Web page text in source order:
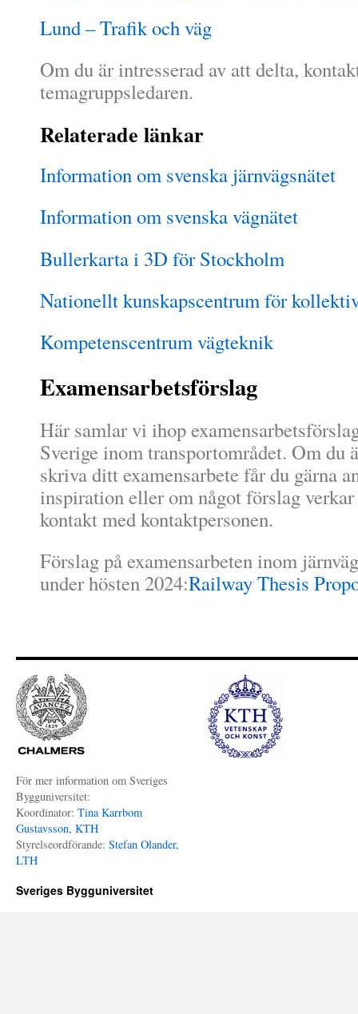
Lund – Trafik och väg
Om du är intresserad av att delta,
temagruppsledaren.
Relaterade länkar
Information om svenska järnvägsnätet
Information om svenska vägnätet
Bullerkarta i 3D för Stockholm
Nationellt kunskapscentrum för
Kompetenscentrum vägteknik
Examensarbetsförslag
Här samlar vi ihop
Sverige inom transportområdet. Om du
skriva ditt examensarbete får du gärna
inspiration eller om något förslag
kontakt med kontaktpersonen.
Förslag på examensarbeten inom
under hösten 2024:Railway Thesis
För mer information om Sveriges
Bygguniversitet:
Koordinator: Tina Karrbom
Gustavsson, KTH
Styrelseordförande: Stefan Olander,
LTH
Sveriges Bygguniversitet